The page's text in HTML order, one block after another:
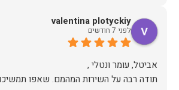
valentina plotyckiy
לפני 7 חודשים
תודה רבה על השירות המהמם. שאפו